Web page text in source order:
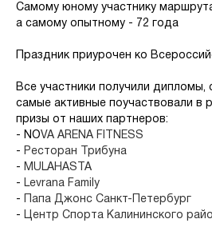
Самому юному участнику
а самому опытному - 72 года
Праздник приурочен ко
Все участники получили дипломы,
самые активные поучаствовали в
призы от наших партнеров:
- NOVA ARENA FITNESS
- Ресторан Трибуна
- MULAHASTA
- Levrana Family
-
Папа Джонс Санкт-Петербург
- Центр Спорта Калининского